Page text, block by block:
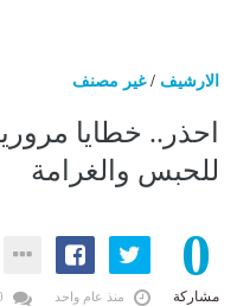
الارشيف /غير مصنف
احذر.. خطايا
للحبس والغرامة
0
مشاركة منذ عام واحد